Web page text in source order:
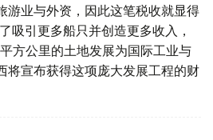
游业与外资，因此这笔税收就显得
吸引更多船只并创造更多收入，
方公里的土地发展为国际工业与
将宣布获得这项庞大发展工程的财